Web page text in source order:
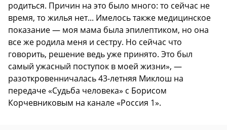
родиться. Причин на это было много: то сейчас не
время, то жилья нет... Имелось также медицинское
показание — моя мама была эпилептиком, но она
все же родила меня и сестру. Но сейчас что
говорить, решение ведь уже принято. Это был
самый ужасный поступок в моей жизни», —
разоткровенничалась 43-летняя Миклош на
передаче «Судьба человека» с Борисом
Корчевниковым на канале «Россия 1».